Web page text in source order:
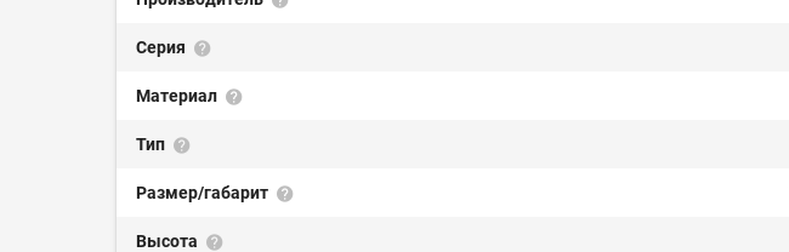
Серия
Материал
Тип
Размер/габарит
Высота